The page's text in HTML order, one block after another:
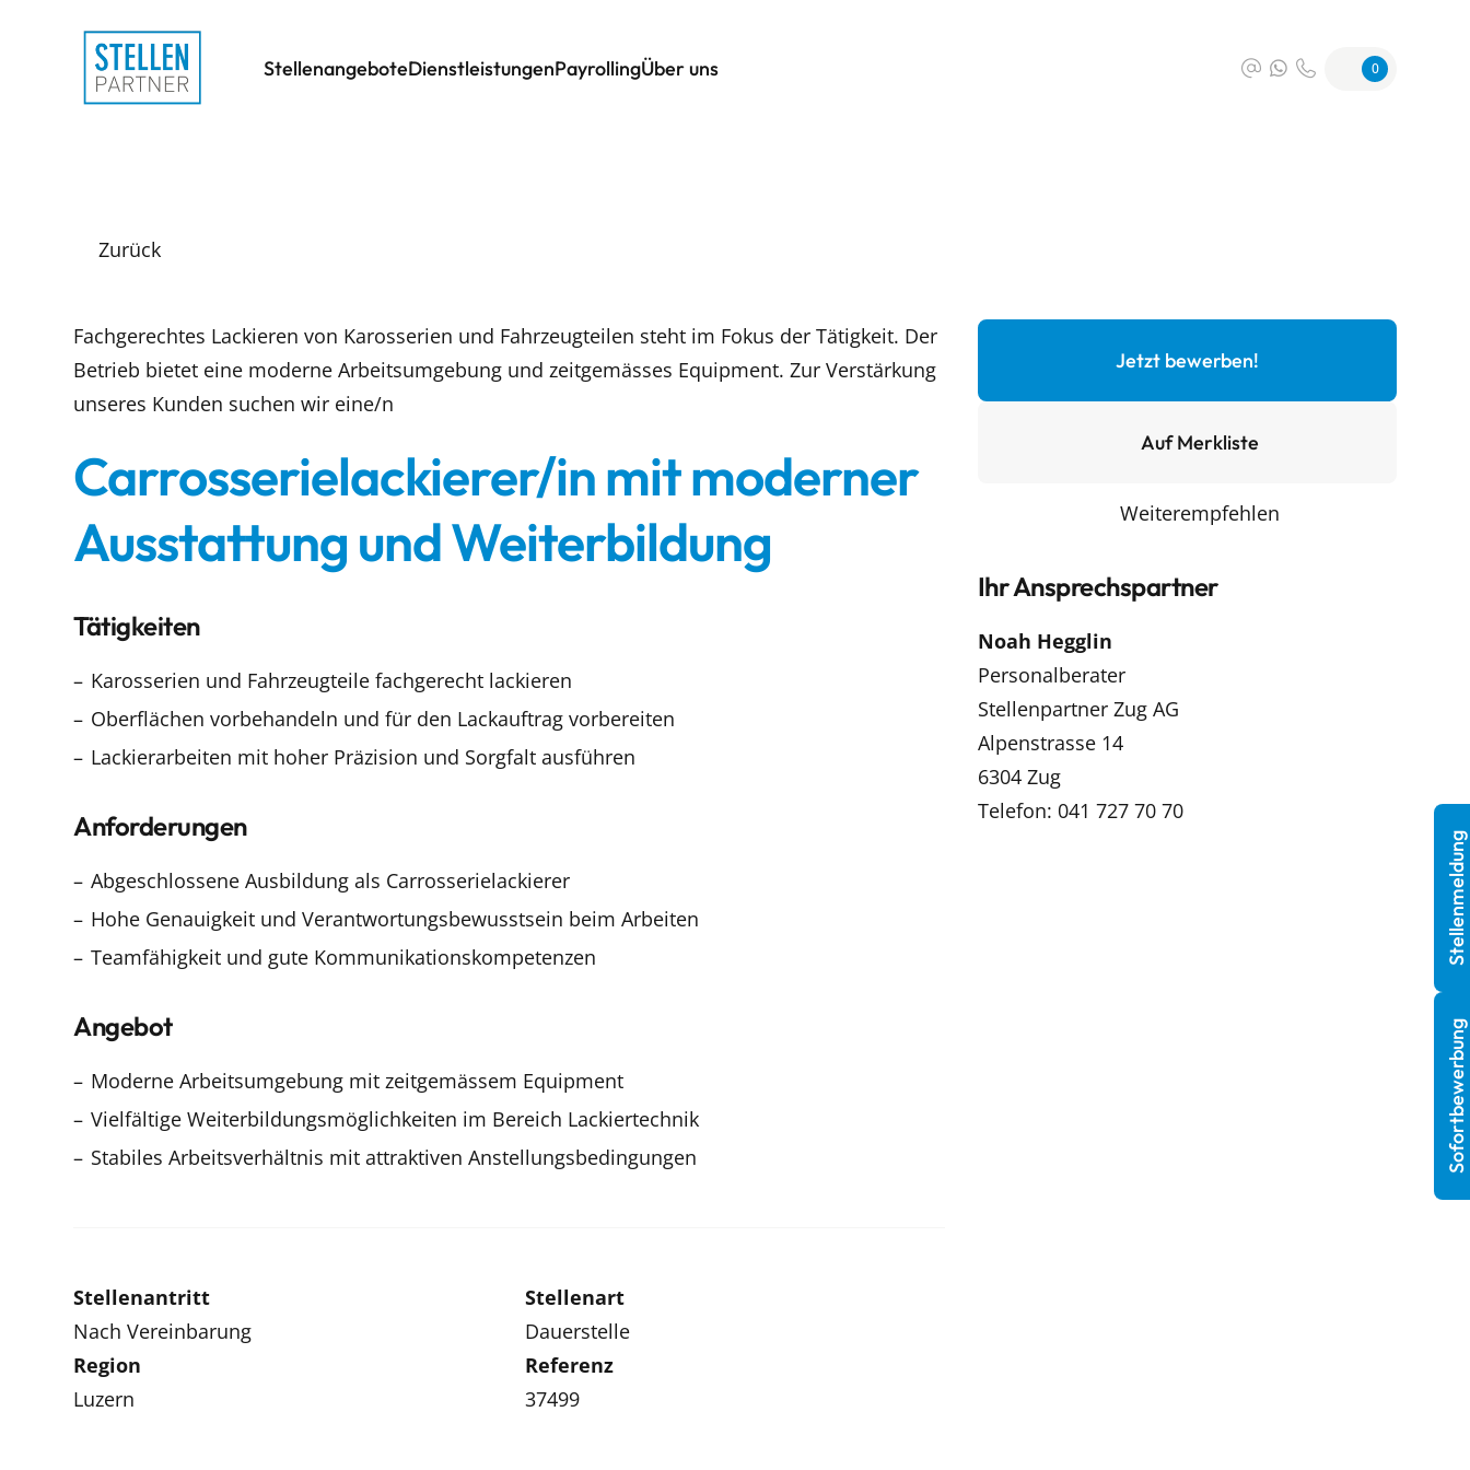
StellenangeboteDienstleistungenPayrollingÜber uns 0
Zurück
Fachgerechtes Lackieren von Karosserien und Fahrzeugteilen steht im Fokus der Tätigkeit. Der
Betrieb bietet eine moderne Arbeitsumgebung und zeitgemässes Equipment. Zur Verstärkung
unseres Kunden suchen wir eine/n
Carrosserielackierer/in mit moderner
Ausstattung und Weiterbildung
Tätigkeiten
Karosserien und Fahrzeugteile fachgerecht lackieren
Oberflächen vorbehandeln und für den Lackauftrag vorbereiten
Lackierarbeiten mit hoher Präzision und Sorgfalt ausführen
Anforderungen
Abgeschlossene Ausbildung als Carrosserielackierer
Hohe Genauigkeit und Verantwortungsbewusstsein beim Arbeiten
Teamfähigkeit und gute Kommunikationskompetenzen
Angebot
Moderne Arbeitsumgebung mit zeitgemässem Equipment
Vielfältige Weiterbildungsmöglichkeiten im Bereich Lackiertechnik
Stabiles Arbeitsverhältnis mit attraktiven Anstellungsbedingungen
Stellenantritt
Nach Vereinbarung
Stellenart
Dauerstelle
Region
Luzern
Referenz
37499
Jetzt bewerben!
Auf Merkliste
Weiterempfehlen
Ihr Ansprechspartner
Noah Hegglin
Personalberater
Stellenpartner Zug AG
Alpenstrasse 14
6304 Zug
Telefon: 041 727 70 70
Sofortbewerbung
Stellenmeldung